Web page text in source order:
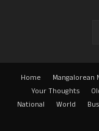
Home Mangalorean
Your Thoughts
National
World